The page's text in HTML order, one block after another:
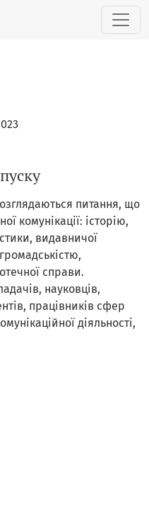
питання, що
комунікації: історію,
видавничої
справи.
науковців,
працівників сфер
діяльності,